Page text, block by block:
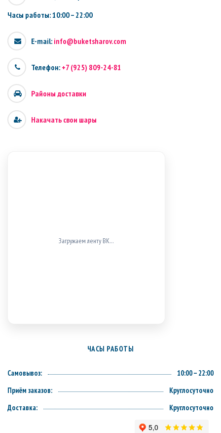
Часы работы: 10:00 – 22:00
E-mail: info@buketsharov.com
Телефон: +7 (925) 809-24-81
Районы доставки
Накачать свои шары
Загружаем ленту ВК…
ЧАСЫ РАБОТЫ
Самовывоз:
10:00 – 22:00
Приём заказов:
Круглосуточно
Доставка:
Круглосуточно